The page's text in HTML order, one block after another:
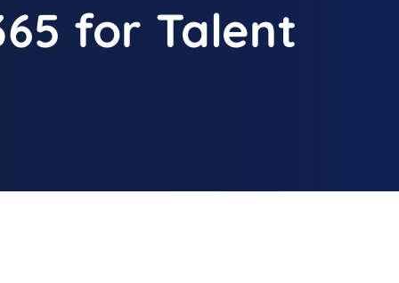
for Talent